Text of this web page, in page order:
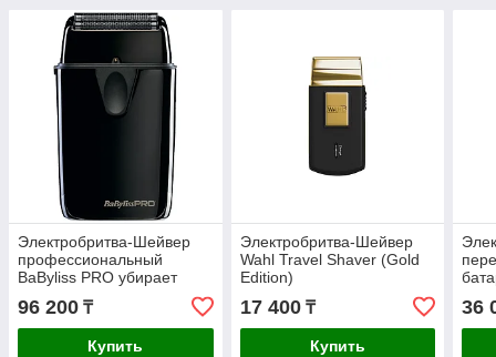
Электробритва-Шейвер
профессиональный
BaByliss PRO убирает
максимум 1,0 мм -
UVFOIL02 c функцией UV
очистки
96 200 ₸
Купить
Электробритва-Шейвер
Wahl Travel Shaver (Gold
Edition)
17 400₸
Купить
36